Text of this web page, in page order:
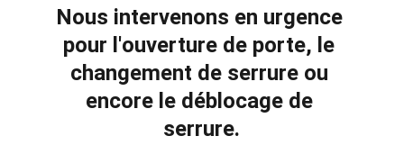
Nous intervenons en urgence
pour l'ouverture de porte, le
changement de serrure ou
encore le déblocage de
serrure.